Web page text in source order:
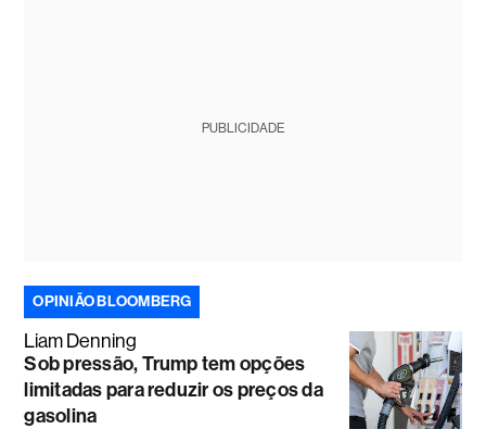
PUBLICIDADE
OPINIÃO BLOOMBERG
Liam Denning
Sob pressão, Trump tem opções
limitadas para reduzir os preços da
gasolina